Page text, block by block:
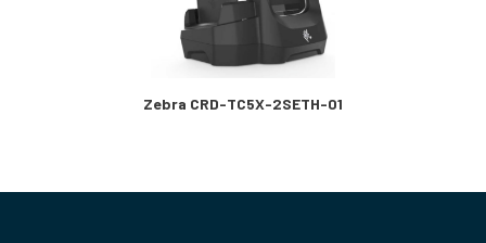
Zebra CRD-TC5X-2SETH-01